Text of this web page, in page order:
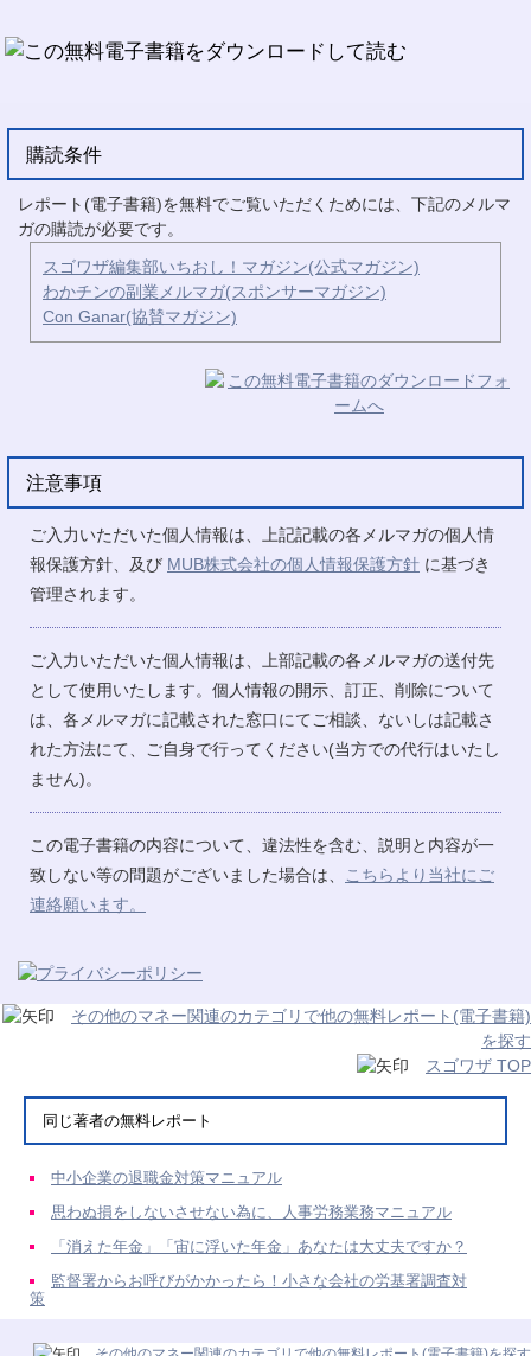
購読条件
レポート(電子書籍)を無料でご覧いただくためには、下記のメルマ
ガの購読が必要です。
スゴワザ編集部いちおし！マガジン(公式マガジン)
わかチンの副業メルマガ(スポンサーマガジン)
Con Ganar(協賛マガジン)
注意事項
ご入力いただいた個人情報は、上記記載の各メルマガの個人情
報保護方針、及び MUB株式会社の個人情報保護方針 に基づき
管理されます。
ご入力いただいた個人情報は、上部記載の各メルマガの送付先
として使用いたします。個人情報の開示、訂正、削除について
は、各メルマガに記載された窓口にてご相談、ないしは記載さ
れた方法にて、ご自身で行ってください(当方での代行はいたし
ません)。
この電子書籍の内容について、違法性を含む、説明と内容が一
致しない等の問題がございました場合は、
こちらより当社にご
連絡願います。
その他のマネー関連のカテゴリで他の無料レポート(電子書籍)
を探す
スゴワザ TOP
同じ著者の無料レポート
中小企業の退職金対策マニュアル
思わぬ損をしないさせない為に、人事労務業務マニュアル
「消えた年金」「宙に浮いた年金」あなたは大丈夫ですか？
監督署からお呼びがかかったら！小さな会社の労基署調査対
策